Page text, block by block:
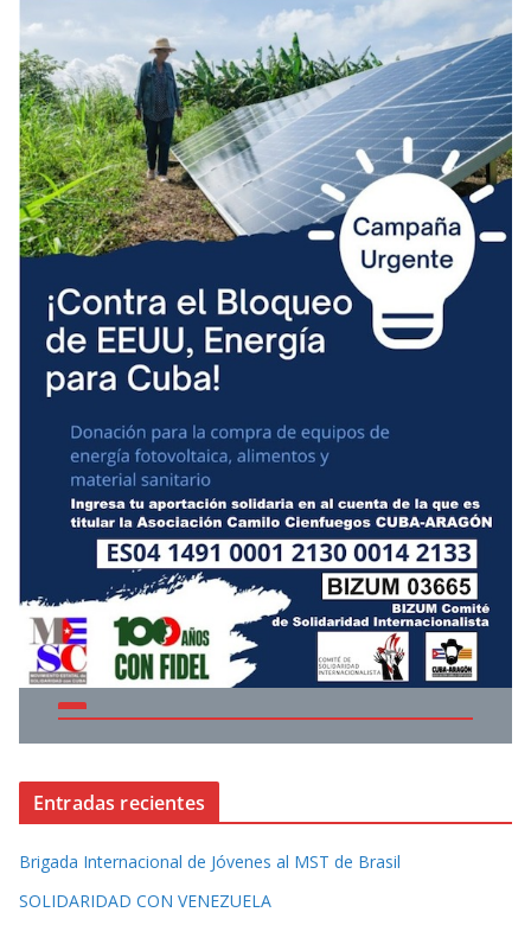
Entradas recientes
Brigada Internacional de Jóvenes al MST de Brasil
SOLIDARIDAD CON VENEZUELA